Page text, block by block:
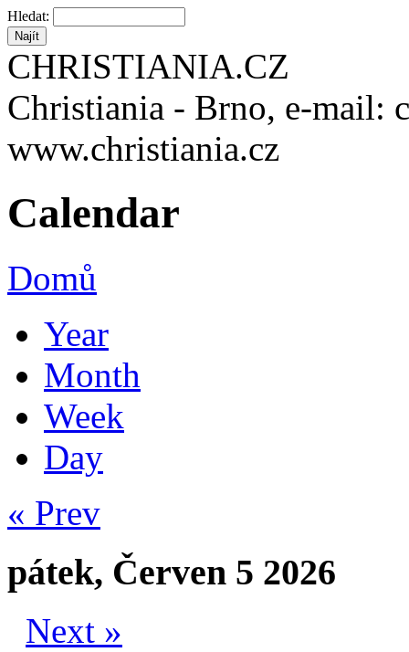
Hledat:
CHRISTIANIA.CZ
Christiania - Brno, e-mail:
www.christiania.cz
Calendar
Domů
Year
Month
Week
Day
« Prev
pátek, Červen 5 2026
Next »